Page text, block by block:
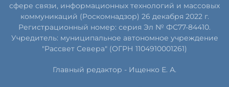
сфере связи, информационных технологий и массовых
коммуникаций (Роскомнадзор) 26 декабря 2022 г.
Регистрационный номер: серия Эл № ФС77-84410.
Учредитель: муниципальное автономное учреждение
"Рассвет Севера" (ОГРН 1104910001261)
Главный редактор - Ищенко Е. А.